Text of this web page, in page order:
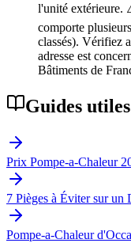
l'unité extérieure.
comporte
classés). Vérifiez
adresse est
Bâtiments de
Guides
Prix Pompe-a-Chaleur
7 Pièges à Éviter sur un
Pompe-a-Chaleur